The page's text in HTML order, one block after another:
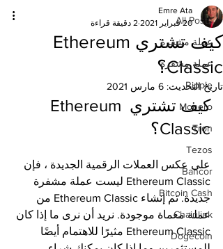
All Posts
عملة مشفرة
عملة مشفرة
Ripple
Monero
Tron
Tezos
Bancor
Bitcoin Cash
Chainlink
Dogecoin
كيف تشتري Ethereum
Classic؟
Emre Ata
20 فبراير 2021
2 دقيقة قراءة
تاريخ التحديث: 6 مارس 2021
كيف تشتري Ethereum
Classic؟
على عكس العملات الرقمية الجديدة ، فإن
Ethereum Classic ليست عملة مشفرة
جديدة. تم إنشاء Ethereum Classic من
عملة معماة موجودة. نريد أن نرى ما إذا كان
Ethereum Classic مثيرًا للاهتمام أيضًا